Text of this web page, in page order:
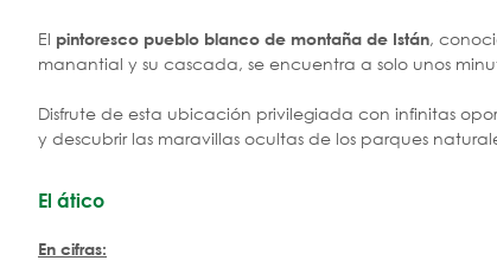
El pintoresco pueblo blanco de montaña de Istán,
manantial y su cascada, se encuentra a solo unos
Disfrute de esta ubicación privilegiada con infinitas
y descubrir las maravillas ocultas de los parques
El ático
En cifras: